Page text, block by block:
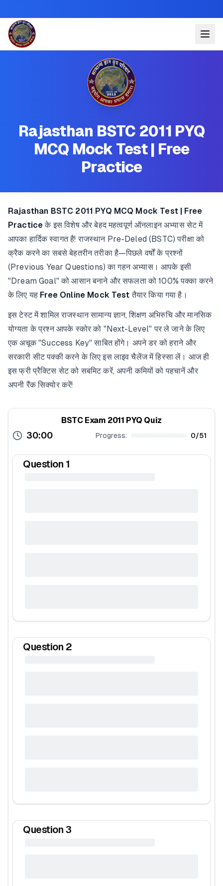
Rajasthan BSTC 2011 PYQ
MCQ Mock Test | Free
Practice
Rajasthan BSTC 2011 PYQ MCQ Mock Test | Free
Practice के इस विशेष और बेहद महत्वपूर्ण ऑनलाइन अभ्यास सेट में
आपका हार्दिक स्वागत है! राजस्थान Pre-Deled (BSTC) परीक्षा को
क्रैक करने का सबसे बेहतरीन तरीका है—पिछले वर्षों के प्रश्नों
(Previous Year Questions) का गहन अभ्यास। आपके इसी
"Dream Goal" को आसान बनाने और सफलता को 100% पक्का करने
के लिए यह Free Online Mock Test तैयार किया गया है।
इस टेस्ट में शामिल राजस्थान सामान्य ज्ञान, शिक्षण अभिरुचि और मानसिक
योग्यता के प्रश्न आपके स्कोर को "Next-Level" पर ले जाने के लिए
एक अचूक "Success Key" साबित होंगे। अपने डर को हराने और
सरकारी सीट पक्की करने के लिए इस लाइव चैलेंज में हिस्सा लें। आज ही
इस फ्री प्रैक्टिस सेट को सबमिट करें, अपनी कमियों को पहचानें और
अपनी रैंक सिक्योर करें!
BSTC Exam 2011 PYQ Quiz
30:00 Progress: 0/51
Question 1
Question 2
Question 3